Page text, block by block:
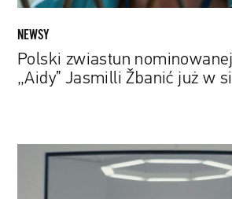
sieci
NEWSY
Polski zwiastun
„Aidy” Jasmilli Žbanić już w
„Homecoming”: